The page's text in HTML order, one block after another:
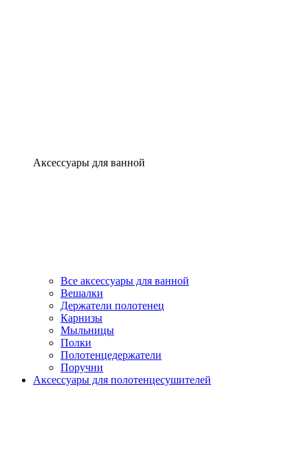
Аксессуары для ванной
Все аксессуары для ванной
Вешалки
Держатели полотенец
Карнизы
Мыльницы
Полки
Полотенцедержатели
Поручни
Аксессуары для полотенцесушителей